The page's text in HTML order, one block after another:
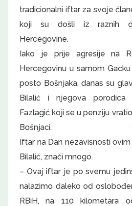
tradicionalni iftar za svoje
koji su došli iz raznih
Hercegovine.
Iako je prije agresije na
Hercegovinu u samom
posto Bošnjaka, danas su
Bilalić i njegova
Fazlagić koji se u penziju
Bošnjaci.
Iftar na Dan nezavisnosti
Bilalić, znači mnogo.
– Ovaj iftar je po svemu
nalazimo daleko od
RBiH, na 110 kilometara